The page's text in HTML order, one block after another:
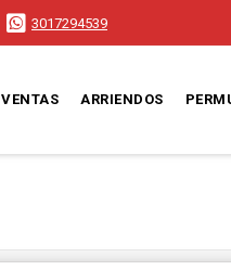
3017294539
VENTAS ARRIENDOS